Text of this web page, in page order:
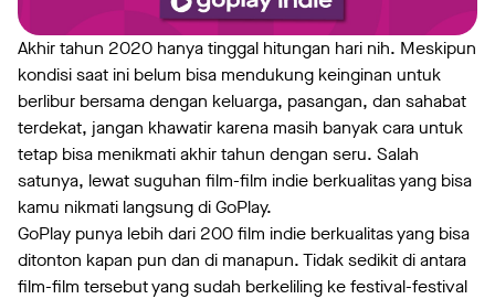
Akhir tahun 2020 hanya tinggal hitungan hari nih. Meskipun
kondisi saat ini belum bisa mendukung keinginan untuk
berlibur bersama dengan keluarga, pasangan, dan sahabat
terdekat, jangan khawatir karena masih banyak cara untuk
tetap bisa menikmati akhir tahun dengan seru. Salah
satunya, lewat suguhan film-film indie berkualitas yang bisa
kamu nikmati langsung di GoPlay.
GoPlay punya lebih dari 200 film indie berkualitas yang bisa
ditonton kapan pun dan di manapun. Tidak sedikit di antara
film-film tersebut yang sudah berkeliling ke festival-festival